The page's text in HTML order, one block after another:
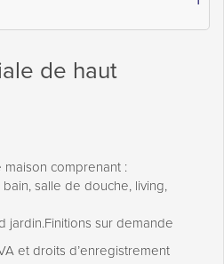
de haut
maison comprenant :
salle de douche, living,
jardin.Finitions sur demande
et droits d’enregistrement